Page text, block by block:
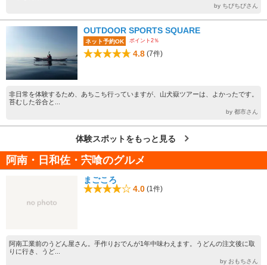
by ちびちびさん
OUTDOOR SPORTS SQUARE
ネット予約OK ポイント2％
4.8 (7件)
非日常を体験するため、あちこち行っていますが、山犬嶽ツアーは、よかったです。
苔むした谷合と...
by 都市さん
体験スポットをもっと見る
阿南・日和佐・宍喰のグルメ
まごころ
4.0 (1件)
阿南工業前のうどん屋さん。手作りおでんが1年中味わえます。うどんの注文後に取
りに行き、うど...
by おもちさん